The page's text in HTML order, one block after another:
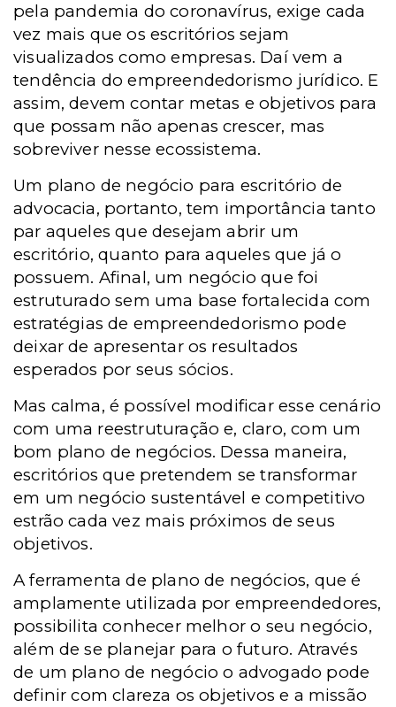
pela pandemia do coronavírus, exige cada
vez mais que os escritórios sejam
visualizados como empresas. Daí vem a
tendência do empreendedorismo jurídico. E
assim, devem contar metas e objetivos para
que possam não apenas crescer, mas
sobreviver nesse ecossistema.
Um plano de negócio para escritório de
advocacia, portanto, tem importância tanto
par aqueles que desejam abrir um
escritório, quanto para aqueles que já o
possuem. Afinal, um negócio que foi
estruturado sem uma base fortalecida com
estratégias de empreendedorismo pode
deixar de apresentar os resultados
esperados por seus sócios.
Mas calma, é possível modificar esse cenário
com uma reestruturação e, claro, com um
bom plano de negócios. Dessa maneira,
escritórios que pretendem se transformar
em um negócio sustentável e competitivo
estrão cada vez mais próximos de seus
objetivos.
A ferramenta de plano de negócios, que é
amplamente utilizada por empreendedores,
possibilita conhecer melhor o seu negócio,
além de se planejar para o futuro. Através
de um plano de negócio o advogado pode
definir com clareza os objetivos e a missão